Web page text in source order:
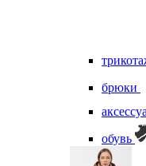
брюки
обувь